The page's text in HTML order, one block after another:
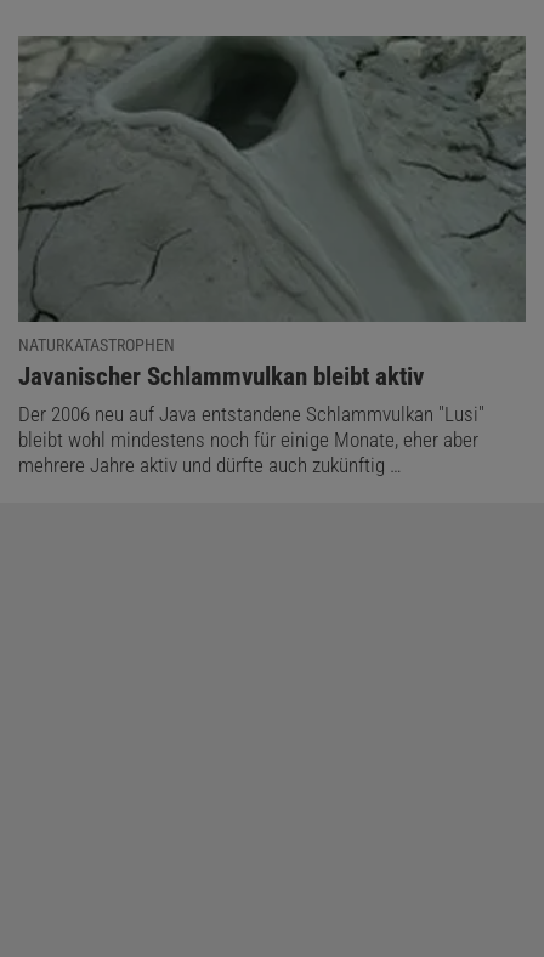
NATURKATASTROPHEN
:
Javanischer Schlammvulkan bleibt aktiv
Der 2006 neu auf Java entstandene Schlammvulkan "Lusi"
bleibt wohl mindestens noch für einige Monate, eher aber
mehrere Jahre aktiv und dürfte auch zukünftig …